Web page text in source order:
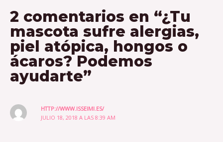
2 comentarios en “¿Tu
mascota sufre alergias,
piel atópica, hongos o
ácaros? Podemos
ayudarte”
HTTP://WWW.ISSEIMI.ES/
JULIO 18, 2018 A LAS 8:39 AM